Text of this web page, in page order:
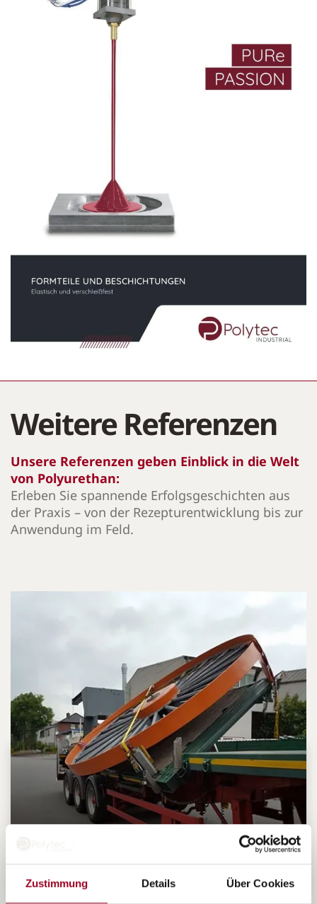
Zustimmung Details Über Cookies
Weitere Referenzen
Unsere Referenzen geben Einblick in die Welt
von Polyurethan:
Erleben Sie spannende Erfolgsgeschichten aus
der Praxis – von der Rezepturentwicklung bis zur
Anwendung im Feld.